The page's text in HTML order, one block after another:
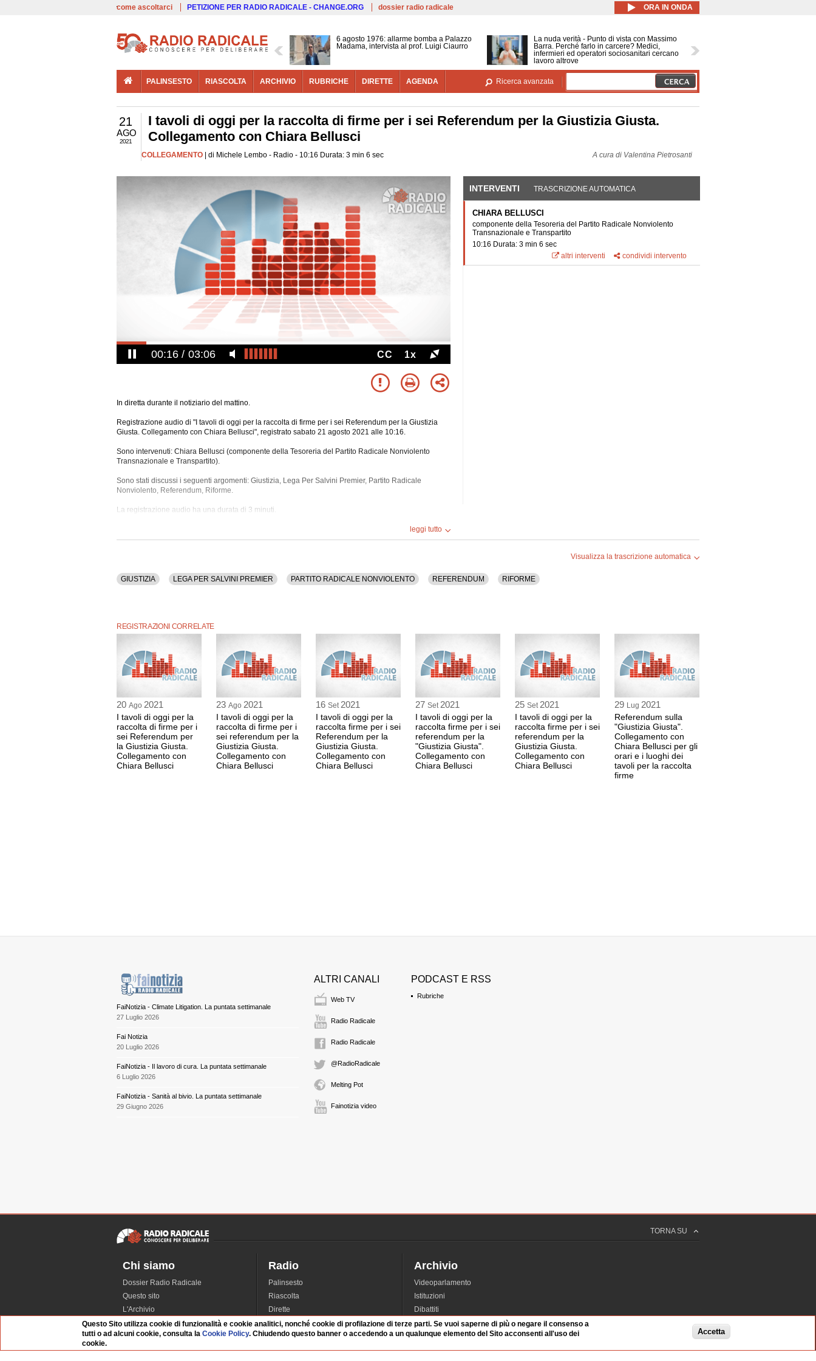
Salta al contenuto principale
come ascoltarci PETIZIONE PER RADIO RADICALE - CHANGE.ORG dossier radio radicale ORA IN ONDA
6 agosto 1976: allarme bomba a Palazzo
Madama, intervista al prof. Luigi Ciaurro
La nuda verità - Punto di vista con Massimo
Barra. Perché farlo in carcere? Medici,
infermieri ed operatori sociosanitari cercano
lavoro altrove
PALINSESTO RIASCOLTA ARCHIVIO RUBRICHE DIRETTE AGENDA Ricerca avanzata
21
AGO
2021
I tavoli di oggi per la raccolta di firme per i sei Referendum per la Giustizia Giusta.
Collegamento con Chiara Bellusci
COLLEGAMENTO | di Michele Lembo - Radio - 10:16 Durata: 3 min 6 sec A cura di Valentina Pietrosanti
00:17 03:06 CC 1x
In diretta durante il notiziario del mattino.
Registrazione audio di "I tavoli di oggi per la raccolta di firme per i sei Referendum per la Giustizia
Giusta. Collegamento con Chiara Bellusci", registrato sabato 21 agosto 2021 alle 10:16.
Sono intervenuti: Chiara Bellusci (componente della Tesoreria del Partito Radicale Nonviolento
Transnazionale e Transpartito).
Sono stati discussi i seguenti argomenti: Giustizia, Lega Per Salvini Premier, Partito Radicale
Nonviolento, Referendum, Riforme.
La registrazione audio ha una durata di 3 minuti.
leggi tutto
INTERVENTI (SCHEDA ATTIVA)
TRASCRIZIONE AUTOMATICA
CHIARA BELLUSCI
componente della Tesoreria del Partito Radicale Nonviolento
Transnazionale e Transpartito
10:16 Durata: 3 min 6 sec
altri interventi
condividi intervento
Visualizza la trascrizione automatica
GIUSTIZIA LEGA PER SALVINI PREMIER PARTITO RADICALE NONVIOLENTO REFERENDUM RIFORME
REGISTRAZIONI CORRELATE
20 Ago 2021
I tavoli di oggi per la
raccolta di firme per i
sei Referendum per
la Giustizia Giusta.
Collegamento con
Chiara Bellusci
23 Ago 2021
I tavoli di oggi per la
raccolta di firme per i
sei referendum per la
Giustizia Giusta.
Collegamento con
Chiara Bellusci
16 Set 2021
I tavoli di oggi per la
raccolta firme per i sei
Referendum per la
Giustizia Giusta.
Collegamento con
Chiara Bellusci
27 Set 2021
I tavoli di oggi per la
raccolta firme per i sei
referendum per la
"Giustizia Giusta".
Collegamento con
Chiara Bellusci
25 Set 2021
I tavoli di oggi per la
raccolta firme per i sei
referendum per la
Giustizia Giusta.
Collegamento con
Chiara Bellusci
29 Lug 2021
Referendum sulla
"Giustizia Giusta".
Collegamento con
Chiara Bellusci per gli
orari e i luoghi dei
tavoli per la raccolta
firme
FaiNotizia - Climate Litigation. La puntata settimanale
27 Luglio 2026
Fai Notizia
20 Luglio 2026
FaiNotizia - Il lavoro di cura. La puntata settimanale
6 Luglio 2026
FaiNotizia - Sanità al bivio. La puntata settimanale
29 Giugno 2026
ALTRI CANALI
Web TV
Radio Radicale
Radio Radicale
@RadioRadicale
Melting Pot
Fainotizia video
PODCAST E RSS
Rubriche
TORNA SU
Chi siamo
Dossier Radio Radicale
Questo sito
L'Archivio
Redazione
La musica da Requiem
Infrastruttura informatica
Radio
Palinsesto
Riascolta
Dirette
Rubriche
Interviste
Statistiche audio/video
Archivio
Videoparlamento
Istituzioni
Dibattiti
Manifestazioni
Radicali
Questo Sito utilizza cookie di funzionalità e cookie analitici, nonché cookie di profilazione di terze parti. Se vuoi saperne di più o negare il consenso a
tutti o ad alcuni cookie, consulta laCookie Policy. Chiudendo questo banner o accedendo a un qualunque elemento del Sito acconsenti all'uso dei
cookie.
Accetta